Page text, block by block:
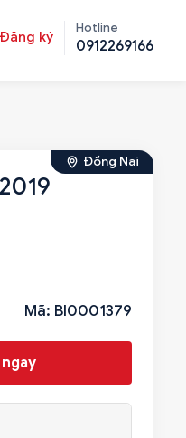
ký
Hotline
0912269166
Đồng Nai
Mã: BI0001379